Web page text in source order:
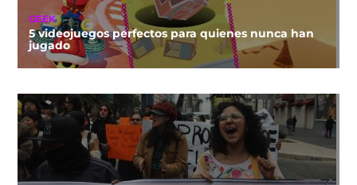
GEEK
5 videojuegos perfectos para quienes nunca han
jugado